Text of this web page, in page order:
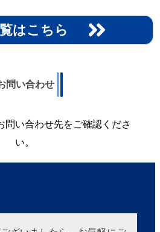
はこちら
問い合わせ
問い合わせ先をご確認くださ
い。